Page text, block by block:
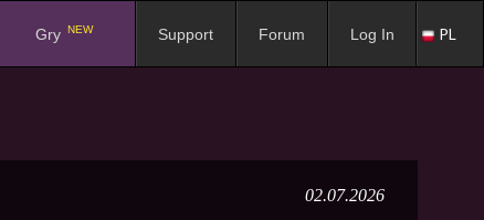
Gry NEW Support Forum Log In PL
02.07.2026